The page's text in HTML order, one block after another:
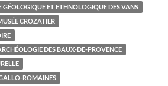
GÉOLOGIQUE ET ETHNOLOGIQUE DES VANS
CROZATIER
DES BAUX-DE-PROVENCE
ROMAINES